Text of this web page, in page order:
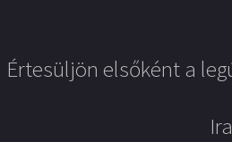
Értesüljön elsőként a